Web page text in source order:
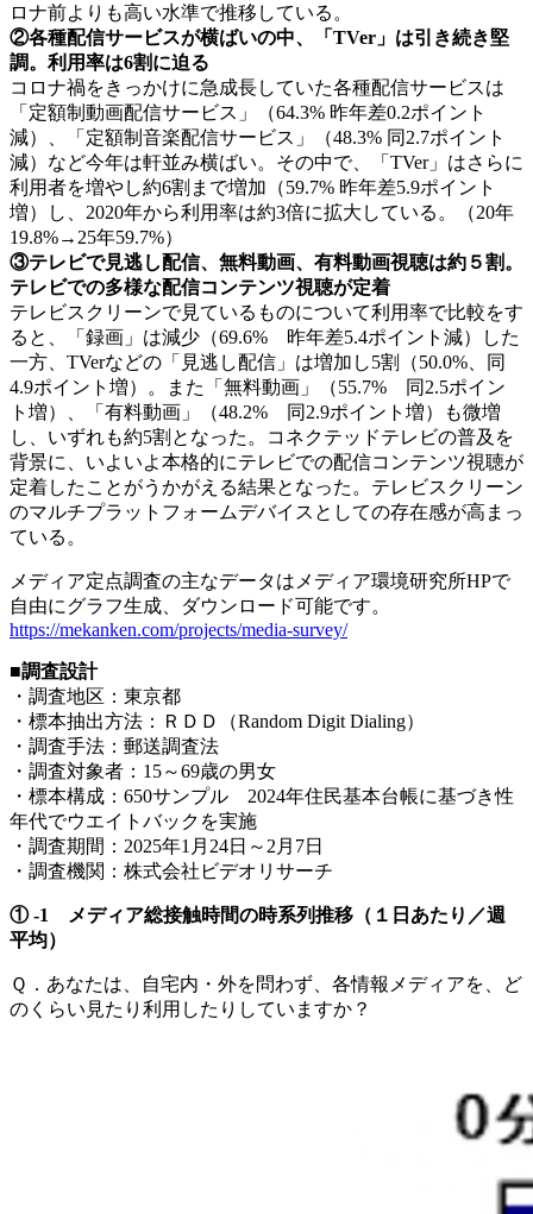
ロナ前よりも高い水準で推移している。
②各種配信サービスが横ばいの中、「TVer」は引き続き堅
調。利用率は6割に迫る
コロナ禍をきっかけに急成長していた各種配信サービスは
「定額制動画配信サービス」（64.3% 昨年差0.2ポイント
減）、「定額制音楽配信サービス」（48.3% 同2.7ポイント
減）など今年は軒並み横ばい。その中で、「TVer」はさらに
利用者を増やし約6割まで増加（59.7% 昨年差5.9ポイント
増）し、2020年から利用率は約3倍に拡大している。（20年
19.8%→25年59.7%）
③テレビで見逃し配信、無料動画、有料動画視聴は約５割。
テレビでの多様な配信コンテンツ視聴が定着
テレビスクリーンで見ているものについて利用率で比較をす
ると、「録画」は減少（69.6% 昨年差5.4ポイント減）した
一方、TVerなどの「見逃し配信」は増加し5割（50.0%、同
4.9ポイント増）。また「無料動画」（55.7% 同2.5ポイン
ト増）、「有料動画」（48.2% 同2.9ポイント増）も微増
し、いずれも約5割となった。コネクテッドテレビの普及を
背景に、いよいよ本格的にテレビでの配信コンテンツ視聴が
定着したことがうかがえる結果となった。テレビスクリーン
のマルチプラットフォームデバイスとしての存在感が高まっ
ている。
メディア定点調査の主なデータはメディア環境研究所HPで
自由にグラフ生成、ダウンロード可能です。
https://mekanken.com/projects/media-survey/
■調査設計
・調査地区：東京都
・標本抽出方法：ＲＤＤ（Random Digit Dialing）
・調査手法：郵送調査法
・調査対象者：15～69歳の男女
・標本構成：650サンプル 2024年住民基本台帳に基づき性
年代でウエイトバックを実施
・調査期間：2025年1月24日～2月7日
・調査機関：株式会社ビデオリサーチ
① -1 メディア総接触時間の時系列推移（１日あたり／週
平均）
Ｑ．あなたは、自宅内・外を問わず、各情報メディアを、ど
のくらい見たり利用したりしていますか？